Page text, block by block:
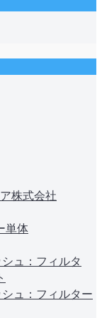
株式会社
単体
ュ：フィルタ
ュ：フィルター